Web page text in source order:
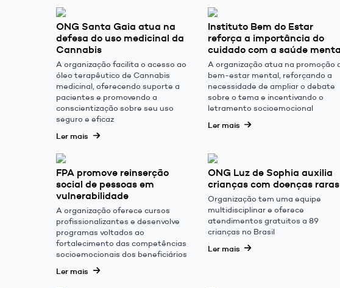
ONG Santa Gaia atua na
defesa do uso medicinal da
Cannabis
A organização facilita o acesso ao
óleo terapêutico de Cannabis
medicinal, oferecendo suporte a
pacientes e promovendo a
conscientização sobre seu uso
seguro e eficaz
Ler mais
Instituto Bem do Estar
reforça a importância do
cuidado com a saúde
A organização atua na promoção
bem-estar mental, reforçando a
necessidade de ampliar o debate
sobre o tema e incentivando o
letramento socioemocional
Ler mais
FPA promove reinserção
social de pessoas em
vulnerabilidade
A organização oferece cursos
profissionalizantes e desenvolve
programas voltados ao
fortalecimento das competências
socioemocionais dos beneficiários
Ler mais
ONG Luz de Sophia auxilia
crianças com doenças raras
Organização tem uma equipe
multidisciplinar e oferece
atendimentos gratuitos a 89
crianças no Brasil
Ler mais